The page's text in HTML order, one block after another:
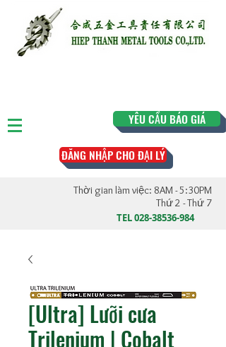
YÊU CẦU BÁO GIÁ
ĐĂNG NHẬP CHO ĐẠI LÝ
Thời gian làm việc: 8AM - 5:30PM
Thứ 2 - Thứ 7
TEL028-38536-984
[Ultra] Lưỡi cưa
Trilenium | Cobalt